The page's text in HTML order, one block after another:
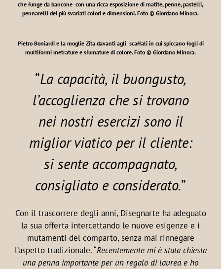
che funge da bancone con una ricca esposizione di matite, penne, pastelli,
pennarelli dei più svariati colori e dimensioni.Foto © Giordano Minora.
Pietro Boniardi e la moglie Zita davanti agli scaffali in cui spiccano fogli di
multiformi metrature e sfumature di colore.Foto © Giordano Minora.
“La capacità, il buongusto,
l’accoglienza che si trovano
nei nostri esercizi sono il
miglior viatico per il cliente:
si sente accompagnato,
consigliato e considerato.”
Con il trascorrere degli anni, Disegnarte ha adeguato
la sua offerta intercettando le nuove esigenze e i
mutamenti del comparto, senza mai rinnegare
l’aspetto tradizionale. “Recentemente mi è stata chiesta
una penna importante per un regalo di laurea e ho